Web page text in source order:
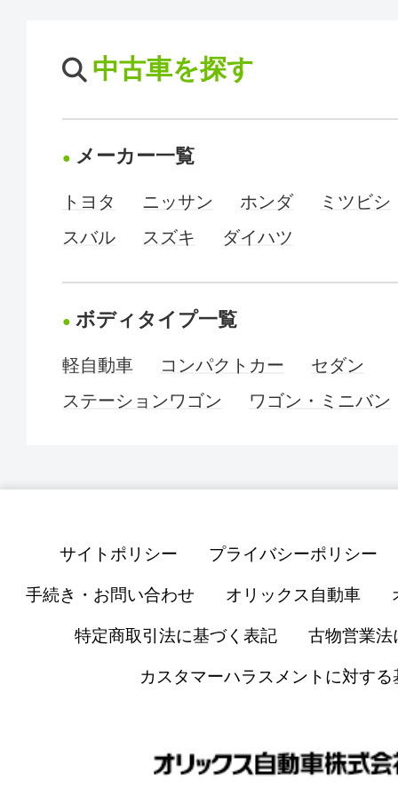
中古車を探す
メーカー一覧
トヨタ ニッサン ホンダ
ミツビシ
スバル
スズキ ダイハツ
ボディタイプ一覧
軽自動車 コンパクトカー
セダン
ステーションワゴン
ワゴン・ミニバン
サイトポリシー プライバシーポリシー
手続き・お問い合わせ オリックス自動車
特定商取引法に基づく表記 古物営業法
カスタマーハラスメントに対する